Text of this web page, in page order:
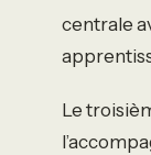
centrale
Le